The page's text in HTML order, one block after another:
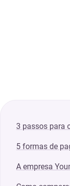
3 passos para
5 formas de
A empresa